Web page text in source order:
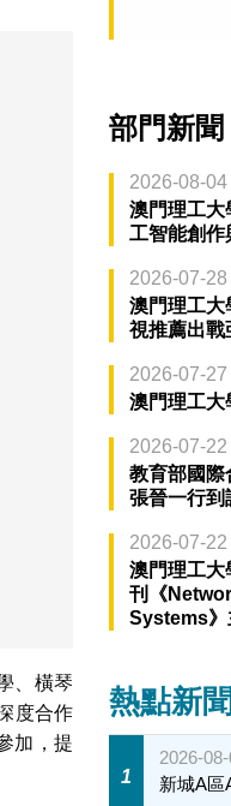
、橫琴
度合作
加，提
部門新聞
2026-08-04
澳門理工大
工智能創作
2026-07-
澳門理工大
視推薦出戰
2026-07-27
澳門理工大
2026-07-
教育部國際
張晉一行到
2026-07-
澳門理工大
刊《
Systems》
熱點新聞
1
2026-
新城A區